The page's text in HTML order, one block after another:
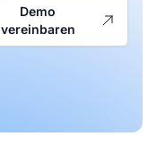
Demo
vereinbaren